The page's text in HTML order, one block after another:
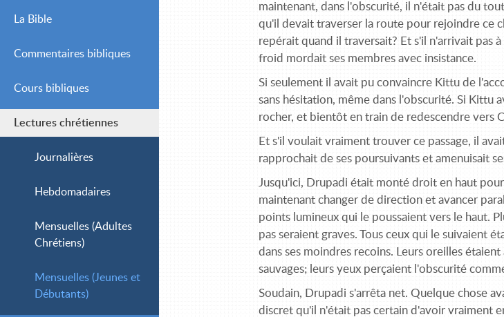
La Bible
Commentaires bibliques
Simple
Intermédiaire
Avancé
Cours bibliques
Lectures chrétiennes
Journalières
Hebdomadaires
Mensuelles (Adultes
Chrétiens)
Mensuelles (Jeunes et
Débutants)
maintenant, dans l'obscurité, il n'était pas du
qu'il devait traverser la route pour rejoindre ce
repérait quand il traversait? Et s'il n'arrivait pas
froid mordait ses membres avec insistance.
Si seulement il avait pu convaincre Kittu de
sans hésitation, même dans l'obscurité. Si Kittu
rocher, et bientôt en train de redescendre vers
Et s'il voulait vraiment trouver ce passage, il
rapprochait de ses poursuivants et amenuisait
Jusqu'ici, Drupadi était monté droit en haut
maintenant changer de direction et avancer
points lumineux qui le poussaient vers le haut.
pas seraient graves. Tous ceux qui le suivaient
dans ses moindres recoins. Leurs oreilles
sauvages; leurs yeux perçaient l'obscurité
Soudain, Drupadi s'arrêta net. Quelque chose
discret qu'il n'était pas certain d'avoir vrai­ment